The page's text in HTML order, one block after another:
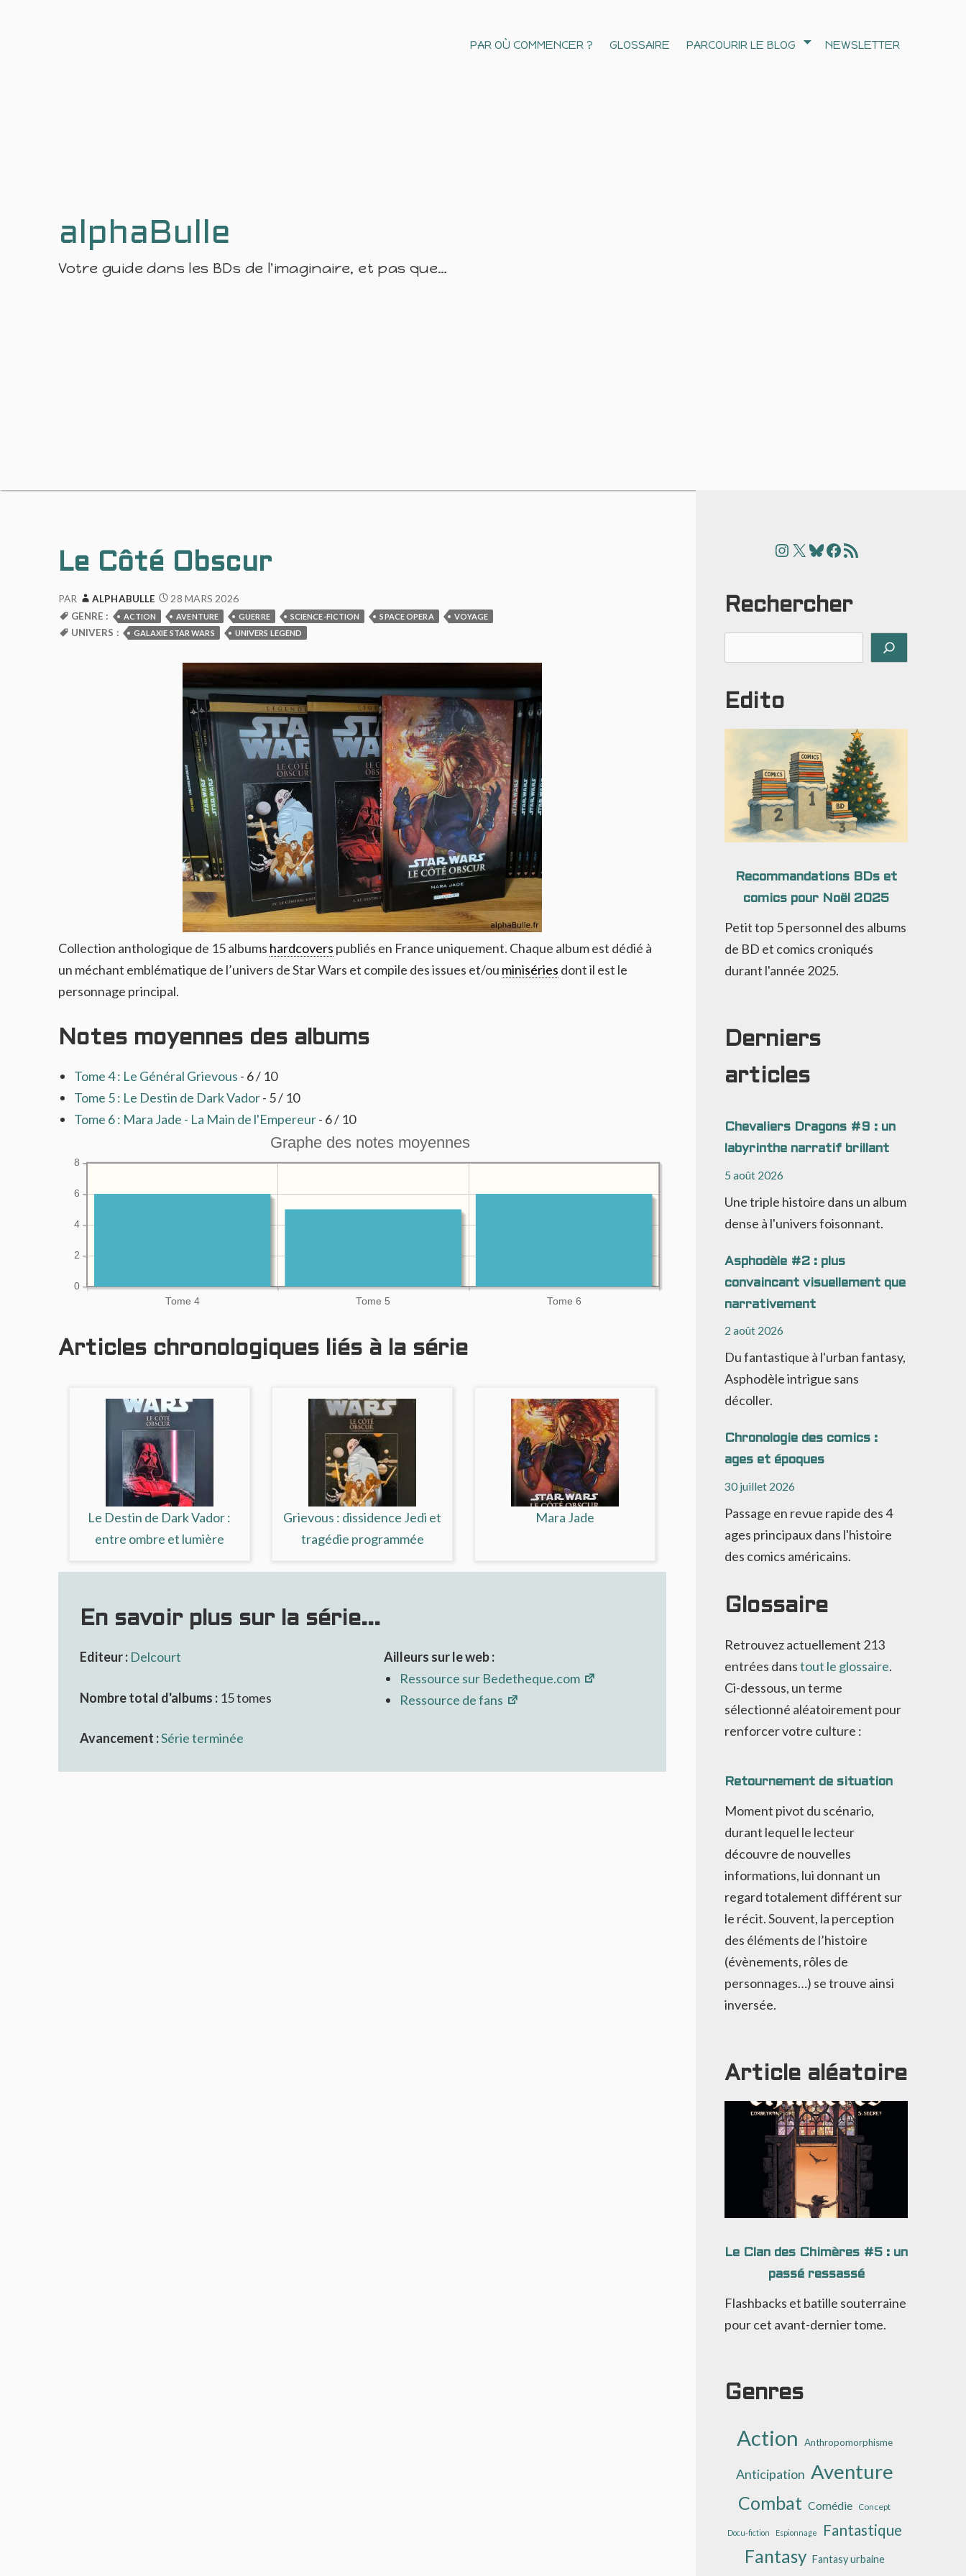
alphaBulle
Votre guide dans les BDs de l'imaginaire, et pas que…
PAR OÙ COMMENCER ? GLOSSAIRE PARCOURIR LE BLOG NEWSLETTER
Le Côté Obscur
PAR ALPHABULLE 28 MARS 2026
GENRE : ACTION AVENTURE GUERRE SCIENCE-FICTION SPACE OPERA VOYAGE
UNIVERS : GALAXIE STAR WARS UNIVERS LEGEND
Collection anthologique de 15 albums hardcovers publiés en France uniquement. Chaque album est dédié à
un méchant emblématique de l’univers de Star Wars et compile des issues et/ou miniséries dont il est le
personnage principal.
Notes moyennes des albums
Tome 4 : Le Général Grievous - 6 / 10
Tome 5 : Le Destin de Dark Vador- 5 / 10
Tome 6 : Mara Jade - La Main de l'Empereur- 6 / 10
Graphe des notes moyennes
Tome 4 Tome 5 Tome 6
0
2
4
6
8
Articles chronologiques liés à la série
Le Destin de Dark Vador :
entre ombre et lumière
Grievous : dissidence Jedi et
tragédie programmée
Mara Jade
En savoir plus sur la série...
Editeur : Delcourt
Nombre total d'albums : 15 tomes
Avancement :Série terminée
Ailleurs sur le web :
Ressource sur Bedetheque.com
Ressource de fans
Instagram
X Bluesky
Facebook
Articles
Rechercher
Edito
Recommandations BDs et
comics pour Noël 2025
Petit top 5 personnel des albums
de BD et comics croniqués
durant l'année 2025.
Derniers
articles
Chevaliers Dragons #9 : un
labyrinthe narratif brillant
5 août 2026
Une triple histoire dans un album
dense à l'univers foisonnant.
Asphodèle #2 : plus
convaincant visuellement que
narrativement
2 août 2026
Du fantastique à l'urban fantasy,
Asphodèle intrigue sans
décoller.
Chronologie des comics :
ages et époques
30 juillet 2026
Passage en revue rapide des 4
ages principaux dans l'histoire
des comics américains.
Glossaire
Retrouvez actuellement 213
entrées danstout le glossaire.
Ci-dessous, un terme
sélectionné aléatoirement pour
renforcer votre culture :
Retournement de situation
Moment pivot du scénario,
durant lequel le lecteur
découvre de nouvelles
informations, lui donnant un
regard totalement différent sur
le récit. Souvent, la perception
des éléments de l’histoire
(évènements, rôles de
personnages…) se trouve ainsi
inversée.
Article aléatoire
Le Clan des Chimères #5 : un
passé ressassé
Flashbacks et batille souterraine
pour cet avant-dernier tome.
Genres
Action Anthropomorphisme
Anticipation Aventure
Combat Comédie Concept
Docu-fiction Espionnage Fantastique
Fantasy Fantasy urbaine